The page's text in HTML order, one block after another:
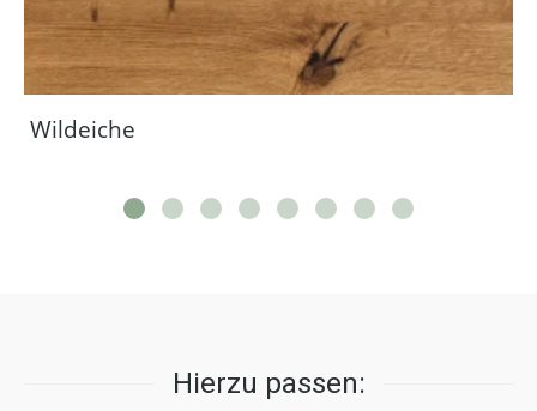
Wildeiche
Hierzu passen: